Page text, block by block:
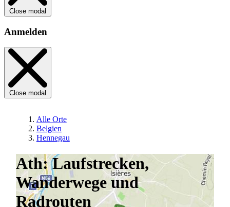
Close modal
Anmelden
Close modal
Alle Orte
Belgien
Hennegau
Ath: Laufstrecken,
Wanderwege und
Radrouten